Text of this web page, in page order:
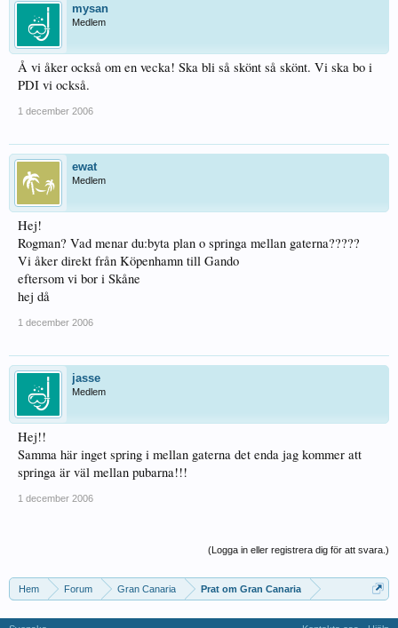
mysan
Medlem
Å vi åker också om en vecka! Ska bli så skönt så skönt. Vi ska bo i
PDI vi också.
1 december 2006
ewat
Medlem
Hej!
Rogman? Vad menar du:byta plan o springa mellan gaterna?????
Vi åker direkt från Köpenhamn till Gando
eftersom vi bor i Skåne
hej då
1 december 2006
jasse
Medlem
Hej!!
Samma här inget spring i mellan gaterna det enda jag kommer att
springa är väl mellan pubarna!!!
1 december 2006
(Logga in eller registrera dig för att svara.)
Hem Forum Gran Canaria Prat om Gran Canaria